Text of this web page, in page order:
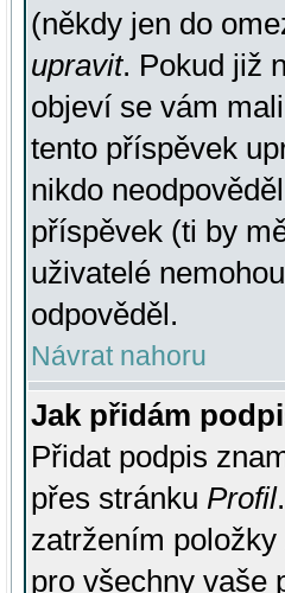
(někdy jen do
upravit. Pokud již
objeví se vám
tento příspěvek
nikdo
příspěvek (ti by
uživatelé
odpověděl.
Návrat nahoru
Jak přidám
Přidat podpis
přes stránku Profil
zatržením položky
pro všechny vaše